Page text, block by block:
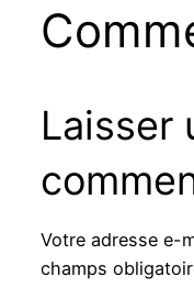
Laisser
Votre adresse e-
champs